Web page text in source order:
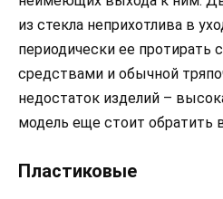
из стекла неприхотлива в
периодически ее протирать
средствами и обычной
недостаток изделий –
модель еще стоит обратить
Пластиковые